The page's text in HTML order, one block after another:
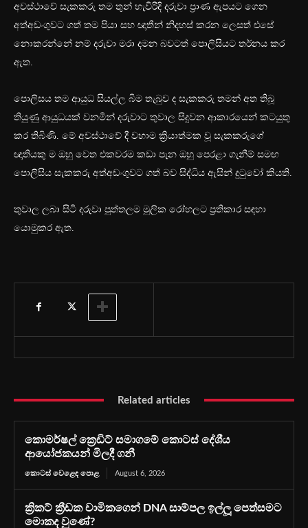
අවස්ථාවේ සැකකරු තම තුන් හැවිරිදි දරුවා ප්‍රාණ ඇපයට ගෙන
අත්අඩංගුවට ගත් තම පියා සහ ඥාතීන් නිදහස් කරන ලෙසත් එසේ
නොකරන්නේ නම් දරුවා මරා දමන බවටත් පොලිසියට තර්නය කර
ඇත.
පොලිසය තම ආයුධ සියල්ල බිම තැබුව ද සැකකරු තමන් අත තිබූ
තියුණු ආයුධයක් වනමින් දරුවාට තුවාල සිදුවන ආකාරයෙන් කටයුතු
කර තිබිණි. මේ අවස්ථාවේ දී වහාම ක්‍රියාත්මක වූ සැකකරුගේ
ඥාතියකු ම ඔහු වෙත එකවරම කඩා පැන ඔහු පෙරළා ගැනීම් සමඟ
පොලිසිය සැකකරු අත්අඩංගුවට ගත් බව සිද්ධිය ඇසින් දුටුවෝ කියති.
තුවාල ලබා සිටි දරුවා පුත්තලම මූලික රෝහලට ප්‍රතිකාර සඳහා
යොමුකර ඇත.
Related articles
කොමර්ෂල් ක්‍රෙඩිට් සමාගමේ කොටස් දේශීය
ආයෝජකයන් මිලදී ගනී
කොටස් වෙළෙඳ පොළ August 6, 2026
ක්‍රිකට් ක්‍රීඩක චාමිකගෙන් DNA සාම්පල ඉල්ලූ පෙත්සමට
මොකද වුණේ?